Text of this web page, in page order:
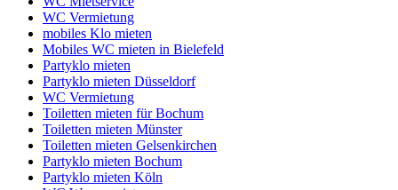
WC Vermietung
mobiles Klo mieten
Mobiles WC mieten in Bielefeld
Partyklo mieten
Partyklo mieten Düsseldorf
WC Vermietung
Toiletten mieten für Bochum
Toiletten mieten Münster
Toiletten mieten Gelsenkirchen
Partyklo mieten Bochum
Partyklo mieten Köln